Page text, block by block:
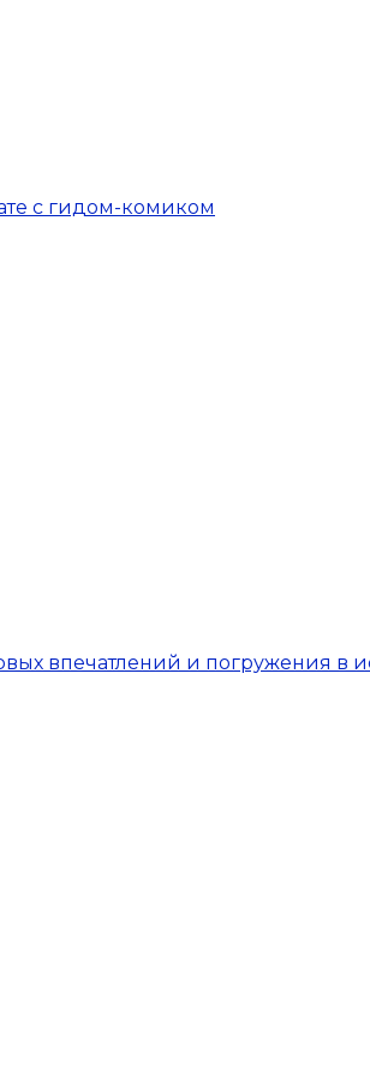
с гидом-комиком
впечатлений и погружения в